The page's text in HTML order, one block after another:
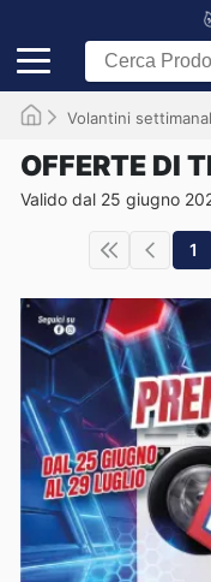
Volantini
OFFERTE DI
Valido dal 25 giugno
1